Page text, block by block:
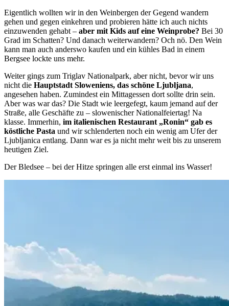
Eigentlich wollten wir in den Weinbergen der Gegend wandern
gehen und gegen einkehren und probieren hätte ich auch nichts
einzuwenden gehabt – aber mit Kids auf eine Weinprobe? Bei 30
Grad im Schatten? Und danach weiterwandern? Och nö. Den Wein
kann man auch anderswo kaufen und ein kühles Bad in einem
Bergsee lockte uns mehr.
Weiter gings zum Triglav Nationalpark, aber nicht, bevor wir uns
nicht die Hauptstadt Sloweniens, das schöne Ljubljana,
angesehen haben. Zumindest ein Mittagessen dort sollte drin sein.
Aber was war das? Die Stadt wie leergefegt, kaum jemand auf der
Straße, alle Geschäfte zu – slowenischer Nationalfeiertag! Na
klasse. Immerhin, im italienischen Restaurant „Ronin“ gab es
köstliche Pasta und wir schlenderten noch ein wenig am Ufer der
Ljubljanica entlang. Dann war es ja nicht mehr weit bis zu unserem
heutigen Ziel.
Der Bledsee – bei der Hitze springen alle erst einmal ins Wasser!